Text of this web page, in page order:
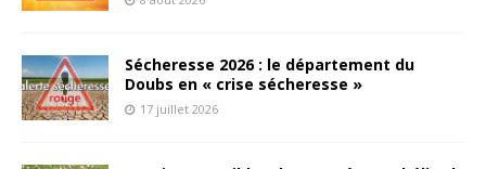
Sécheresse 2026 : le département du
Doubs en « crise sécheresse »
17 juillet 2026